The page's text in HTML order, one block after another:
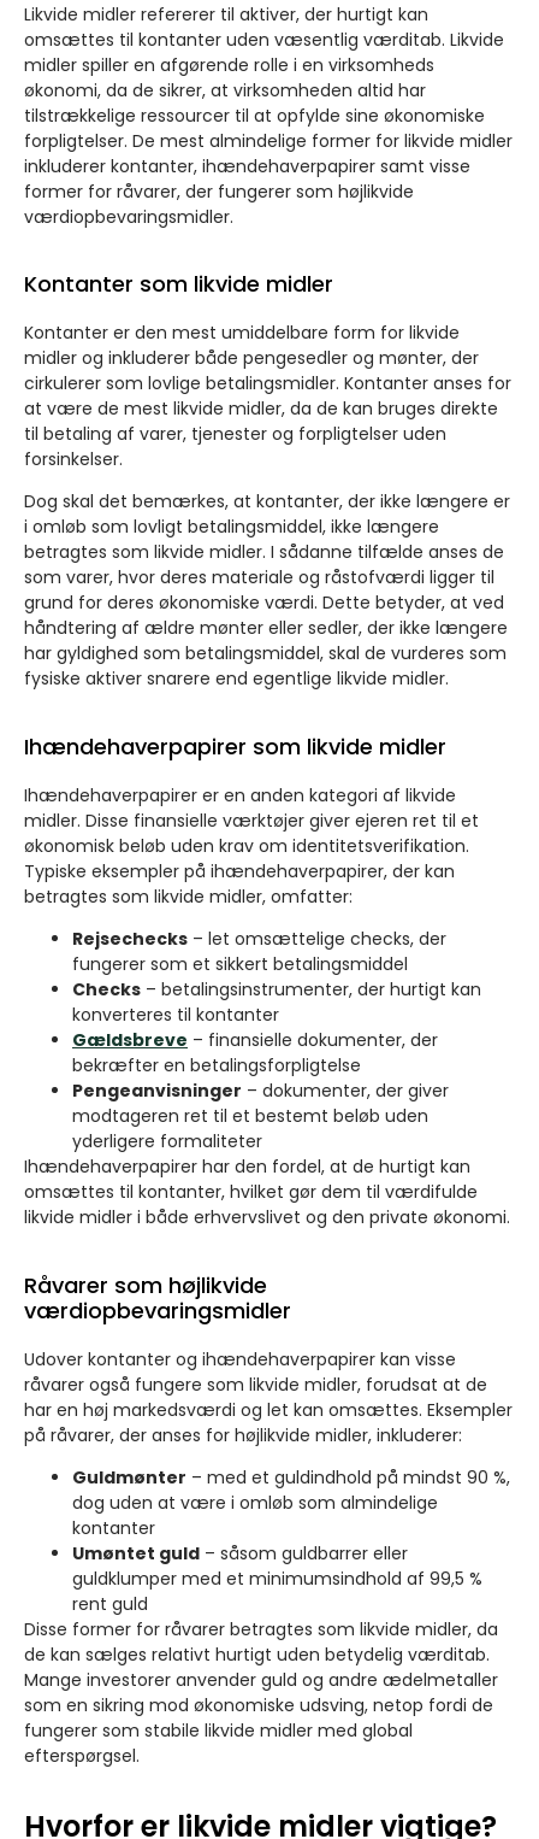
Likvide midler refererer til aktiver, der hurtigt kan
omsættes til kontanter uden væsentlig værditab. Likvide
midler spiller en afgørende rolle i en virksomheds
økonomi, da de sikrer, at virksomheden altid har
tilstrækkelige ressourcer til at opfylde sine økonomiske
forpligtelser. De mest almindelige former for likvide midler
inkluderer kontanter, ihændehaverpapirer samt visse
former for råvarer, der fungerer som højlikvide
værdiopbevaringsmidler.
Kontanter som likvide midler
Kontanter er den mest umiddelbare form for likvide
midler og inkluderer både pengesedler og mønter, der
cirkulerer som lovlige betalingsmidler. Kontanter anses for
at være de mest likvide midler, da de kan bruges direkte
til betaling af varer, tjenester og forpligtelser uden
forsinkelser.
Dog skal det bemærkes, at kontanter, der ikke længere er
i omløb som lovligt betalingsmiddel, ikke længere
betragtes som likvide midler. I sådanne tilfælde anses de
som varer, hvor deres materiale og råstofværdi ligger til
grund for deres økonomiske værdi. Dette betyder, at ved
håndtering af ældre mønter eller sedler, der ikke længere
har gyldighed som betalingsmiddel, skal de vurderes som
fysiske aktiver snarere end egentlige likvide midler.
Ihændehaverpapirer som likvide midler
Ihændehaverpapirer er en anden kategori af likvide
midler. Disse finansielle værktøjer giver ejeren ret til et
økonomisk beløb uden krav om identitetsverifikation.
Typiske eksempler på ihændehaverpapirer, der kan
betragtes som likvide midler, omfatter:
Rejsechecks – let omsættelige checks, der
fungerer som et sikkert betalingsmiddel
Checks – betalingsinstrumenter, der hurtigt kan
konverteres til kontanter
Gældsbreve – finansielle dokumenter, der
bekræfter en betalingsforpligtelse
Pengeanvisninger – dokumenter, der giver
modtageren ret til et bestemt beløb uden
yderligere formaliteter
Ihændehaverpapirer har den fordel, at de hurtigt kan
omsættes til kontanter, hvilket gør dem til værdifulde
likvide midler i både erhvervslivet og den private økonomi.
Råvarer som højlikvide
værdiopbevaringsmidler
Udover kontanter og ihændehaverpapirer kan visse
råvarer også fungere som likvide midler, forudsat at de
har en høj markedsværdi og let kan omsættes. Eksempler
på råvarer, der anses for højlikvide midler, inkluderer:
Guldmønter – med et guldindhold på mindst 90 %,
dog uden at være i omløb som almindelige
kontanter
Umøntet guld – såsom guldbarrer eller
guldklumper med et minimumsindhold af 99,5 %
rent guld
Disse former for råvarer betragtes som likvide midler, da
de kan sælges relativt hurtigt uden betydelig værditab.
Mange investorer anvender guld og andre ædelmetaller
som en sikring mod økonomiske udsving, netop fordi de
fungerer som stabile likvide midler med global
efterspørgsel.
Hvorfor er likvide midler vigtige?